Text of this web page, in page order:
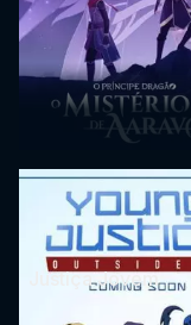
Justiça Jovem